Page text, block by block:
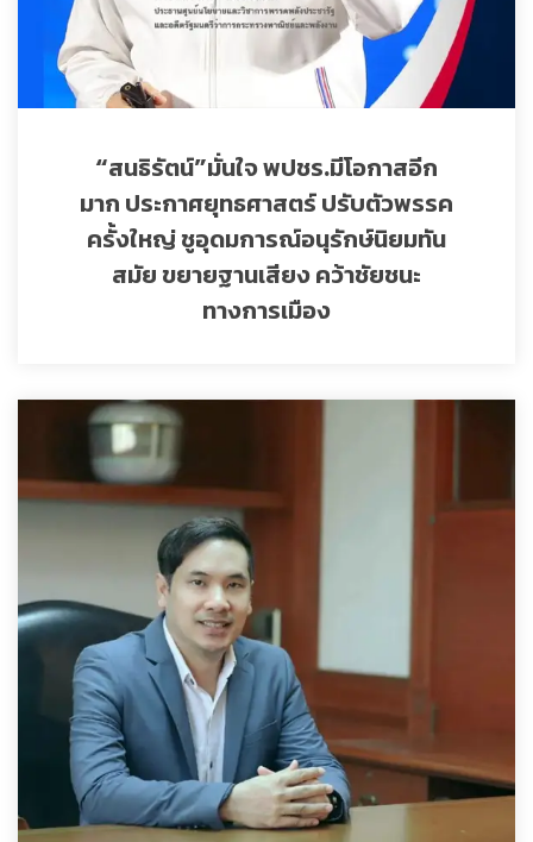
“สนธิรัตน์”มั่นใจ พปชร.มีโอกาสอีก
มาก ประกาศยุทธศาสตร์ ปรับตัวพรรค
ครั้งใหญ่ ชูอุดมการณ์อนุรักษ์นิยมทัน
สมัย ขยายฐานเสียง คว้าชัยชนะ
ทางการเมือง